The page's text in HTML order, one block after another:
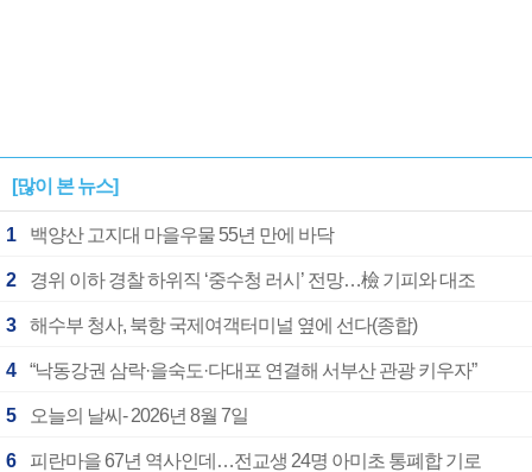
[많이 본 뉴스]
1 백양산 고지대 마을우물 55년 만에 바닥
2 경위 이하 경찰 하위직 ‘중수청 러시’ 전망…檢 기피와 대조
3 해수부 청사, 북항 국제여객터미널 옆에 선다(종합)
4 “낙동강권 삼락·을숙도·다대포 연결해 서부산 관광 키우자”
5 오늘의 날씨- 2026년 8월 7일
6 피란마을 67년 역사인데…전교생 24명 아미초 통폐합 기로